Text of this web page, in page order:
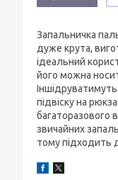
Запальничка
дуже крута,
ідеальний
його можна
підвіску на
багаторазового
звичайних
тому підходить